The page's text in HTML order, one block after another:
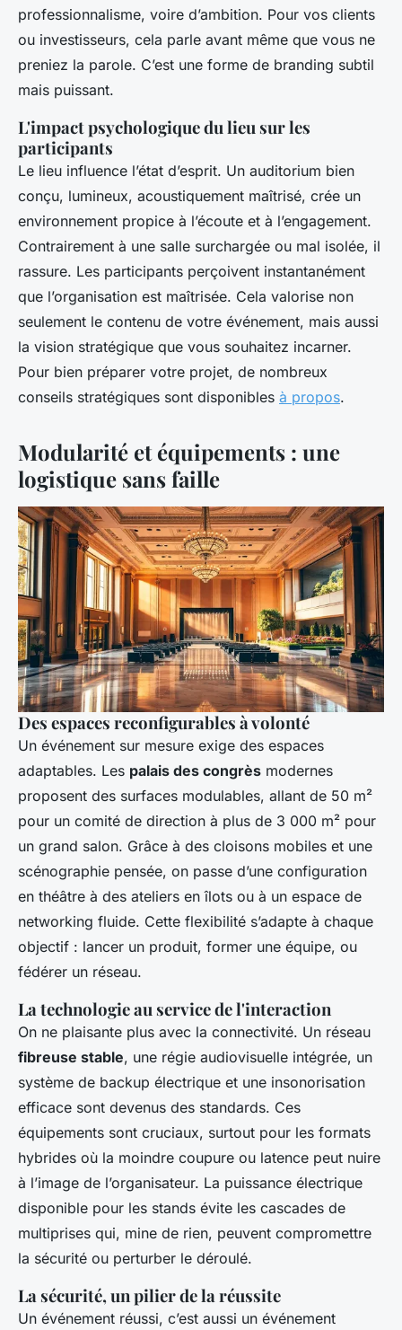
professionnalisme, voire d’ambition. Pour vos clients
ou investisseurs, cela parle avant même que vous ne
preniez la parole. C’est une forme de branding subtil
mais puissant.
L'impact psychologique du lieu sur les
participants
Le lieu influence l’état d’esprit. Un auditorium bien
conçu, lumineux, acoustiquement maîtrisé, crée un
environnement propice à l’écoute et à l’engagement.
Contrairement à une salle surchargée ou mal isolée, il
rassure. Les participants perçoivent instantanément
que l’organisation est maîtrisée. Cela valorise non
seulement le contenu de votre événement, mais aussi
la vision stratégique que vous souhaitez incarner.
Pour bien préparer votre projet, de nombreux
conseils stratégiques sont disponibles à propos.
Modularité et équipements : une
logistique sans faille
Des espaces reconfigurables à volonté
Un événement sur mesure exige des espaces
adaptables. Les palais des congrès modernes
proposent des surfaces modulables, allant de 50 m²
pour un comité de direction à plus de 3 000 m² pour
un grand salon. Grâce à des cloisons mobiles et une
scénographie pensée, on passe d’une configuration
en théâtre à des ateliers en îlots ou à un espace de
networking fluide. Cette flexibilité s’adapte à chaque
objectif : lancer un produit, former une équipe, ou
fédérer un réseau.
La technologie au service de l'interaction
On ne plaisante plus avec la connectivité. Un réseau
fibreuse stable, une régie audiovisuelle intégrée, un
système de backup électrique et une insonorisation
efficace sont devenus des standards. Ces
équipements sont cruciaux, surtout pour les formats
hybrides où la moindre coupure ou latence peut nuire
à l’image de l’organisateur. La puissance électrique
disponible pour les stands évite les cascades de
multiprises qui, mine de rien, peuvent compromettre
la sécurité ou perturber le déroulé.
La sécurité, un pilier de la réussite
Un événement réussi, c’est aussi un événement